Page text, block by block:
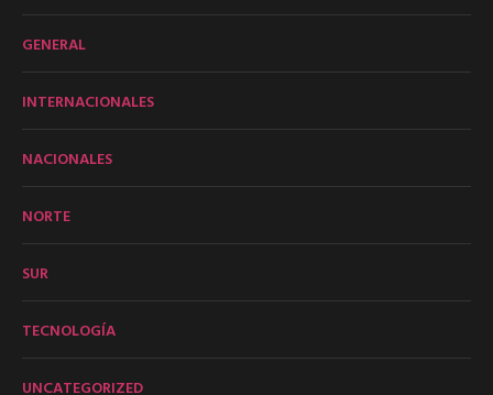
GENERAL
INTERNACIONALES
NACIONALES
NORTE
SUR
TECNOLOGÍA
UNCATEGORIZED